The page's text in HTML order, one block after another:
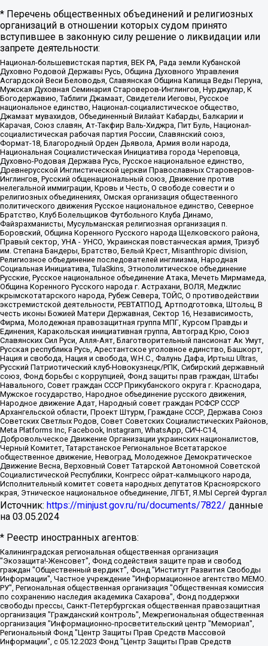
* Перечень общественных объединений и религиозных
организаций в отношении которых судом принято
вступившее в законную силу решение о ликвидации или
запрете деятельности:
Национал-большевистская партия, ВЕК РА, Рада земли Кубанской
Духовно Родовой Державы Русь, Община Духовного Управления
Асгардской Веси Беловодья, Славянская Община Капища Веды Перуна,
Мужская Духовная Семинария Староверов-Инглингов, Нурджулар, К
Богодержавию, Таблиги Джамаат, Свидетели Иеговы, Русское
национальное единство, Национал-социалистическое общество,
Джамаат мувахидов, Объединенный Вилайат Кабарды, Балкарии и
Карачая, Союз славян, Ат-Такфир Валь-Хиджра, Пит Буль, Национал-
социалистическая рабочая партия России, Славянский союз,
Формат-18, Благородный Орден Дьявола, Армия воли народа,
Национальная Социалистическая Инициатива города Череповца,
Духовно-Родовая Держава Русь, Русское национальное единство,
Древнерусской Инглистической церкви Православных Староверов-
Инглингов, Русский общенациональный союз, Движение против
нелегальной иммиграции, Кровь и Честь, О свободе совести и о
религиозных объединениях, Омская организация общественного
политического движения Русское национальное единство, Северное
Братство, Клуб Болельщиков Футбольного Клуба Динамо,
Файзрахманисты, Мусульманская религиозная организация п.
Боровский, Община Коренного Русского народа Щелковского района,
Правый сектор, УНА - УНСО, Украинская повстанческая армия, Тризуб
им. Степана Бандеры, Братство, Белый Крест, Misanthropic division,
Религиозное объединение последователей инглиизма, Народная
Социальная Инициатива, TulaSkins, Этнополитическое объединение
Русские, Русское национальное объединение Атака, Мечеть Мирмамеда,
Община Коренного Русского народа г. Астрахани, ВОЛЯ, Меджлис
крымскотатарского народа, Рубеж Севера, ТОЙС, О противодействии
экстремистской деятельности, РЕВТАТПОД, Артподготовка, Штольц, В
честь иконы Божией Матери Державная, Сектор 16, Независимость,
Фирма, Молодежная правозащитная группа МПГ, Курсом Правды и
Единения, Каракольская инициативная группа, Автоград Крю, Союз
Славянских Сил Руси, Алля-Аят, Благотворительный пансионат Ак Умут,
Русская республика Русь, Арестантское уголовное единство, Башкорт,
Нация и свобода, Нация и свобода, W.H.С., Фалунь Дафа, Иртыш Ultras,
Русский Патриотический клуб-Новокузнецк/РПК, Сибирский державный
союз, Фонд борьбы с коррупцией, Фонд защиты прав граждан, Штабы
Навального, Совет граждан СССР Прикубанского округа г. Краснодара,
Мужское государство, Народное объединение русского движения,
Народное движение Адат, Народный совет граждан РСФСР СССР
Архангельской области, Проект Штурм, Граждане СССР, Держава Союз
Советских Светлых Родов, Совет Советских Социалистических Районов,
Meta Platforms Inc, Facebook, Instagram, WhatsApp, СИЧ-С14,
Добровольческое Движение Организации украинских националистов,
Черный Комитет, Татарстанское Региональное Всетатарское
общественное движение, Невоград, Молодежное Демократическое
Движение Весна, Верховный Совет Татарской Автономной Советской
Социалистической Республики, Конгресс ойрат-калмыцкого народа,
Исполнительный комитет совета народных депутатов Красноярского
края, Этническое национальное объединение, ЛГБТ, Я.МЫ Сергей Фургал
Источник: https://minjust.gov.ru/ru/documents/7822/ данные
на 03.05.2024
* Реестр иностранных агентов:
Калининградская региональная общественная организация "Экозащита!-Женсовет", Фонд содействия защите прав и свобод граждан "Общественный вердикт", Фонд "Институт Развития Свободы Информации", Частное учреждение "Информационное агентство МЕМО. РУ", Региональная общественная организация "Общественная комиссия по сохранению наследия академика Сахарова", Фонд поддержки свободы прессы, Санкт-Петербургская общественная правозащитная организация "Гражданский контроль", Межрегиональная общественная организация "Информационно-просветительский центр "Мемориал", Региональный Фонд "Центр Защиты Прав Средств Массовой Информации", с 05.12.2023 Фонд "Центр Защиты Прав Средств массовой информации", Региональная общественная благотворительная организация помощи беженцам и мигрантам "Гражданское содействие", Негосударственное образовательное учреждение дополнительного профессионального образования (повышение квалификации) специалистов "АКАДЕМИЯ ПО ПРАВАМ ЧЕЛОВЕКА", Свердловская региональная общественная организация "Сутяжник", Автономная некоммерческая организация "Центр независимых социологических исследований", Союз общественных объединений "Российский исследовательский центр по правам человека", Региональное общественное учреждение научно-информационный центр "МЕМОРИАЛ", Некоммерческая организация "Фонд защиты гласности", Автономная некоммерческая организация "Институт прав человека", Городская общественная организация "Екатеринбургское общество "МЕМОРИАЛ", Городская общественная организация "Рязанское историко-просветительское и правозащитное общество "Мемориал" (Рязанский Мемориал), Челябинский региональный орган общественной самодеятельности – женское общественное объединение "Женщины Евразии", Челябинский региональный орган общественной самодеятельности "Уральская правозащитная группа", Фонд содействия защите здоровья и социальной справедливости имени Андрея Рылькова, Автономная Некоммерческая Организация "Аналитический Центр Юрия Левады", Автономная некоммерческая организация социальной поддержки населения "Проект Апрель", Региональная общественная организация помощи женщинам и детям, находящимся в кризисной ситуации "Информационно-методический центр "Анна", Фонд содействия развитию массовых коммуникаций и правовому просвещению "Так-так-Так", Фонд содействия устойчивому развитию "Серебряная тайга", Свердловский региональный общественный фонд социальных проектов "Новое время", "Idel.Реалии", Кавказ.Реалии, Крым.Реалии, Телеканал Настоящее Время, Татаро-башкирская служба Радио Свобода (Azatliq Radiosi), Радио Свободная Европа/Радио Свобода (PCE/PC), "Сибирь.Реалии", "Фактограф", Благотворительный фонд помощи осужденным и их семьям, Автономная некоммерческая организация "Институт глобализации и социальных движений", Фонд "В защиту прав заключенных", Частное учреждение "Центр поддержки и содействия развитию средств массовой информации", Пензенский региональный общественный благотворительный фонд "Гражданский союз", "Север.Реалии", Некоммерческая организация Фонд "Правовая инициатива", Общество с ограниченной ответственностью "Радио Свободная Европа/Радио Свобода", Чешское информационное агентство "MEDIUM-ORIENT", Красноярская региональная общественная организация "Мы против СПИДа", Камалягин Денис Николаевич, Маркелов Сергей Евгеньевич, Пономарев Лев Александрович, Савицкая Людмила Алексеевна, Автономная некоммерческая организация "Центр по работе с проблемой насилия "НАСИЛИЮ.НЕТ", Межрегиональный профессиональный союз работников здравоохранения "Альянс врачей", Юридическое лицо, зарегистрированное в Латвийской Республике, SIA "Medusa Project" (регистрационный номер 40103797863, дата регистрации 10.06.2014), Некоммерческая организация "Фонд по борьбе с коррупцией", Автономная некоммерческая организация "Институт права и публичной политики", Баданин Роман Сергеевич, Гликин Максим Александрович, Железнова Мария Михайловна, Лукьянова Юлия Сергеевна, Маетная Елизавета Витальевна, Маняхин Петр Борисович, Чуракова Ольга Владимировна, Ярош Юлия Петровна, Юридическое лицо "The Insider SIA", зарегистрированное в Риге, Латвийская Республика (дата регистрации 26.06.2015), являющееся администратором доменного имени интернет-издания "The Insider SIA", https://theins.ru, Постернак Алексей Евгеньевич, Рубин Михаил Аркадьевич, Анин Роман Александрович, Юридическое лицо Istories fonds, зарегистрированное в Латвийской Республике (регистрационный номер 50008295751, дата регистрации 24.02.2020), Великовский Дмитрий Александрович, Долинина Ирина Николаевна, Мароховская Алеся Алексеевна, Шлейнов Роман Юрьевич, Шмагун Олеся Валентиновна, Общество с ограниченной ответственностью "Альтаир 2021", Общество с ограниченной ответственностью "Вега 2021", Общество с ограниченной ответственностью "Главный редактор 2021", Общество с ограниченной ответственностью "Ромашки монолит", Важенков Артем Валерьевич, Ивановская областная общественная организация "Центр гендерных исследований", Гурман Юрий Альбертович, Медиапроект "ОВД-Инфо", Егоров Владимир Владимирович, Жилинский Владимир Александрович, Общество с ограниченной ответственностью "ЗП", Иванова София Юрьевна, Карезина Инна Павловна, Кильтау Екатерина Викторовна, Петров Алексей Викторович, Пискунов Сергей Евгеньевич, Смирнов Сергей Сергеевич, Тихонов Михаил Сергеевич, Общество с ограниченной ответственностью "ЖУРНАЛИСТ-ИНОСТРАННЫЙ АГЕНТ", Арапова Галина Юрьевна, Вольтская Татьяна Анатольевна, Американская компания "Mason G.E.S. Anonymous Foundation" (США), являющаяся владельцем интернет-издания https://mnews.world/, Компания "Stichting Bellingcat", зарегистрированная в Нидерландах (дата регистрации 11.07.2018), Захаров Андрей Вячеславович, Клепиковская Екатерина Дмитриевна, Общество с ограниченной ответственностью "МЕМО", Перл Роман Александрович, Симонов Евгений Алексеевич, Соловьева Елена Анатольевна, Сотников Даниил Владимирович, Сурначева Елизавета Дмитриевна, Автономная некоммерческая организация по защите прав человека и информированию населения "Якутия – Наше Мнение", Общество с ограниченной ответственностью "Москоу диджитал медиа", с 26.01.2023 Общество с ограниченной ответственностью "Чайка Белые сады", Ветошкина Валерия Валерьевна, Заговора Максим Александрович, Межрегиональное общественное движение "Российская ЛГБТ - сеть", Оленичев Максим Владимирович, Павлов Иван Юрьевич, Скворцова Елена Сергеевна, Общество с ограниченной ответственностью "Как бы инагент", Кочетков Игорь Викторович, Общество с ограниченной ответственностью "Честные выборы", Еланчик Олег Александрович, Общество с ограниченной ответственностью "Нобелевский призыв", Гималова Регина Эмилевна, Григорьев Андрей Валерьевич, Григорьева Алина Александровна, Ассоциация по содействию защите прав призывников, альтернативнослужащих и военнослужащих "Правозащитная группа "Гражданин.Армия.Право", Хисамова Регина Фаритовна, Автономная некоммерческая организация по реализации социально-правовых программ "Лилит", Дальневосточное общественное движение "Маяк", Санкт-Петербургская ЛГБТ-инициативная группа "Выход", Инициативная группа ЛГБТ+ "Реверс", Алексеев Андрей Викторович, Бекбулатова Таисия Львовна, Беляев Иван Михайлович, Владыкина Елена Сергеевна, Гельман Марат Александрович, Никульшина Вероника Юрьевна, Толоконникова Надежда Андреевна, Шендерович Виктор Анатольевич, Общество с ограниченной ответственностью "Данное сообщение", Общество с ограниченной ответственностью Издательский дом "Новая глава", Айнбиндер Александра Александровна, Московский комьюнити-центр для ЛГБТ+инициатив, Благотворительный фонд развития филантропии, Deutsche Welle (Германия, Kurt-Schumacher-Strasse 3, 53113 Bonn), Борзунова Мария Михайловна, Воробьев Виктор Викторович, Голубева Анна Львовна, Константинова Алла Михайловна, Малкова Ирина Владимировна, Мурадов Мурад Абдулгалимович, Осетинская Елизавета Николаевна, Понасенков Евгений Николаевич, Ганапольский Матвей Юрьевич, Киселев Евгений Алексеевич, Борухович Ирина Григорьевна, Дремин Иван Тимофеевич, Дубровский Дмитрий Викторович, Красноярская региональная общественная организация поддержки и развития альтернативных образовательных технологий и межкультурных коммуникаций "ИНТЕРРА", Маяковская Екатерина Алексеевна, Фейгин Марк Захарович, Филимонов Андрей Викторович, Дзугкоева Регина Николаевна, Доброхотов Роман Александрович, Дудь Юрий Александрович, Елкин Сергей Владимирович, Кругликов Кирилл Игоревич, Сабунаева Мария Леонидовна, Семенов Алексей Владимирович, Шаинян Карен Багратович, Шульман Екатерина Михайловна, Асафьев Артур Валерьевич, Вахштайн Виктор Семенович, Венедиктов Алексей Алексеевич, Лушникова Екатерина Евгеньевна, Волков Леонид Михайлович, Невзоров Александр Глебович, Пархоменко Сергей Борисович, Сироткин Ярослав Николаевич, Кара-Мурза Владимир Владимирович, Баранова Наталья Владимировна, Гозман Леонид Яковлевич, Кагарлицкий Борис Юльевич, Климарев Михаил Валерьевич, Милов Владимир Станиславович, Автономная некоммерческая организация Краснодарский центр современного искусства "Типография", Моргенштерн Алишер Тагирович, Соболь Любовь Эдуардовна, Общество с ограниченной ответственностью "ЛИЗА НОРМ", Каспаров Гарри Кимович, Ходорковский Михаил Борисович, Общество с ограниченной ответственностью "Апрельские тезисы", Данилович Ирина Брониславовна, Кашин Олег Владимирович, Петров Николай Владимирович, Пивоваров Алексей Владимирович, Соколов Михаил Владимирович, Цветкова Юлия Владимировна, Чичваркин Евгений Александрович, Комитет против пыток/Команда против пыток, Общество с ограниченной ответственностью "Первый научный", Общество с ограниченной ответственностью "Вертолет и ко", Белоцерковская Вероника Борисовна, Кац Максим Евгеньевич, Лазарева Татьяна Юрьевна, Шаведдинов Руслан Табризович, Яшин Илья Валерьевич, Общество с ограниченной ответственностью "Иноагент ААВ", Алешковский Дмитрий Петрович, Альбац Евгения Марковна, Быков Дмитрий Львович, Галямина Юлия Евгеньевна, Лойко Сергей Леонидович, Мартынов Кирилл Константинович, Медведев Сергей Александрович, Крашенинников Федор Геннадиевич, Гордеева Катерина Вл